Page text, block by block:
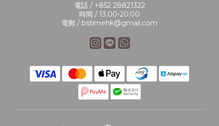
電話 / +852 28821322
時間 / 13:00-20:00
電郵 / bstimehk@gmail.com